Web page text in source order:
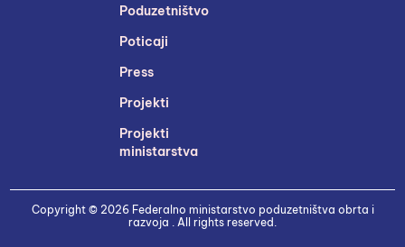
Poduzetništvo
Poticaji
Press
Projekti
Projekti
ministarstva
Copyright © 2026 Federalno ministarstvo poduzetništva obrta i
razvoja . All rights reserved.